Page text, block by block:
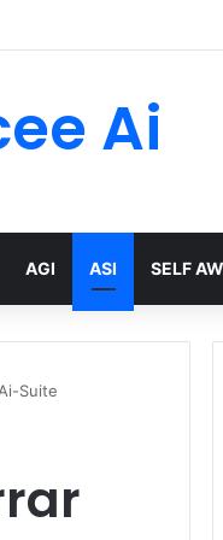
Ai
AGI ASI SELF
Suite